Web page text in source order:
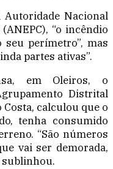
Autoridade Nacional
“o incêndio
perímetro”, mas
partes ativas”.
em Oleiros, o
Distrital
Costa, calculou que o
tenha consumido
“São números
vai ser demorada,
sublinhou.